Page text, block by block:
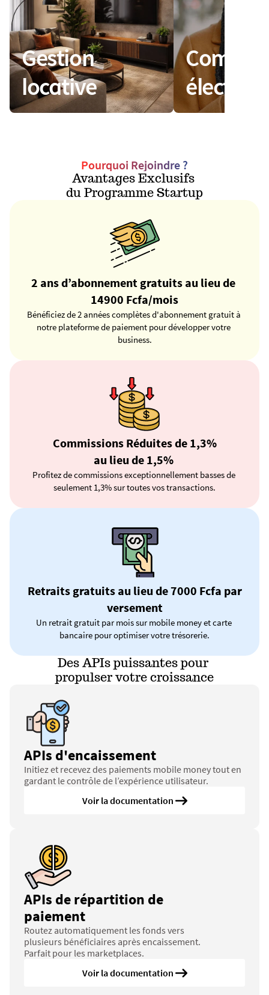
Pourquoi Rejoindre ?
Avantages Exclusifs
du Programme Startup
2 ans d’abonnement gratuits au lieu de
14900 Fcfa/mois
Bénéficiez de 2 années complètes d'abonnement gratuit à
notre plateforme de paiement pour développer votre
business.
Commissions Réduites de 1,3%
au lieu de 1,5%
Profitez de commissions exceptionnellement basses de
seulement 1,3% sur toutes vos transactions.
versement
Un retrait gratuit par mois sur mobile money et carte
bancaire pour optimiser votre trésorerie.
Des APIs puissantes pour
propulser votre croissance
APIs de répartition de
paiement
Routez automatiquement les fonds vers
plusieurs bénéficiaires après encaissement.
Parfait pour les marketplaces.
Voir la documentation
APIs d'encaissement
Initiez et recevez des paiements mobile money tout en
gardant le contrôle de l’expérience utilisateur.
Voir la documentation
Gestion
locative